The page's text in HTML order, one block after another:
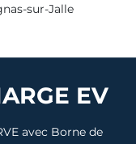
sur-Jalle
EV
avec Borne de